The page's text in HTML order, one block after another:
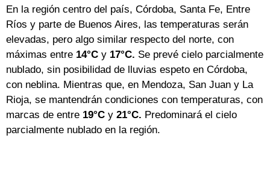
En la región centro del país, Córdoba, Santa Fe, Entre
Ríos y parte de Buenos Aires, las temperaturas serán
elevadas, pero algo similar respecto del norte, con
máximas entre 14°C y 17°C. Se prevé cielo parcialmente
nublado, sin posibilidad de lluvias espeto en Córdoba,
con neblina. Mientras que, en Mendoza, San Juan y La
Rioja, se mantendrán condiciones con temperaturas, con
marcas de entre 19°C y 21°C. Predominará el cielo
parcialmente nublado en la región.